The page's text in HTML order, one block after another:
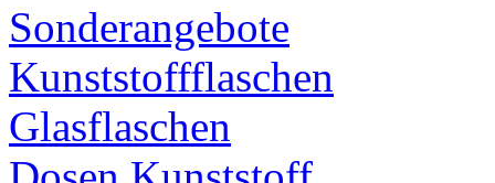
Sonderangebote
Kunststoffflaschen
Glasflaschen